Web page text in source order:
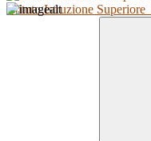
Istituto Istruzione Superiore